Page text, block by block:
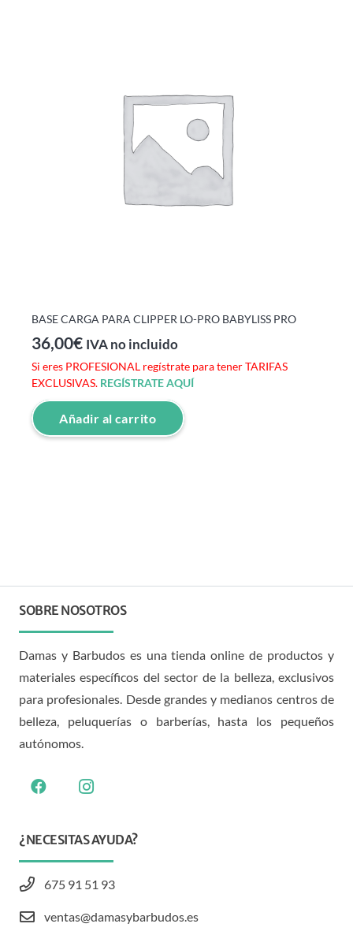
BASE CARGA PARA CLIPPER LO-PRO BABYLISS PRO
36,00€ IVA no incluido
Si eres PROFESIONAL regístrate para tener TARIFAS
EXCLUSIVAS. REGÍSTRATE AQUÍ
Añadir al carrito
SOBRE NOSOTROS
Damas y Barbudos es una tienda online de productos y
materiales específicos del sector de la belleza, exclusivos
para profesionales. Desde grandes y medianos centros de
belleza, peluquerías o barberías, hasta los pequeños
autónomos.
¿NECESITAS AYUDA?
675 91 51 93
ventas@damasybarbudos.es